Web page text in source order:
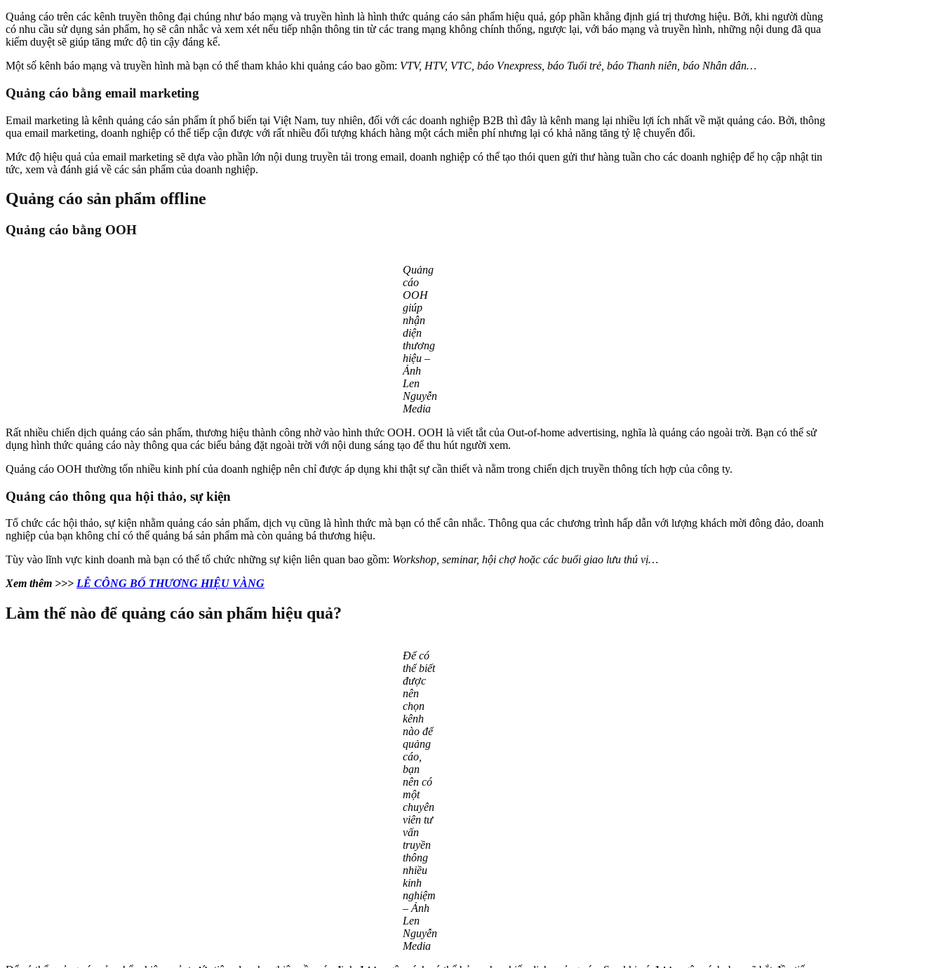
Quảng cáo trên các kênh truyền thông đại chúng như báo mạng và truyền hình là hình thức quảng cáo sản phẩm hiệu quả, góp phần khẳng định giá trị thương hiệu. Bởi, khi người dùng
có nhu cầu sử dụng sản phẩm, họ sẽ cân nhắc và xem xét nếu tiếp nhận thông tin từ các trang mạng không chính thống, ngược lại, với báo mạng và truyền hình, những nội dung đã qua
kiểm duyệt sẽ giúp tăng mức độ tin cậy đáng kể.
Một số kênh báo mạng và truyền hình mà bạn có thể tham khảo khi quảng cáo bao gồm: VTV, HTV, VTC, báo Vnexpress, báo Tuổi trẻ, báo Thanh niên, báo Nhân dân…
Quảng cáo bằng email marketing
Email marketing là kênh quảng cáo sản phẩm ít phổ biến tại Việt Nam, tuy nhiên, đối với các doanh nghiệp B2B thì đây là kênh mang lại nhiều lợi ích nhất về mặt quảng cáo. Bởi, thông
qua email marketing, doanh nghiệp có thể tiếp cận được với rất nhiều đối tượng khách hàng một cách miễn phí nhưng lại có khả năng tăng tỷ lệ chuyển đổi.
Mức độ hiệu quả của email marketing sẽ dựa vào phần lớn nội dung truyền tải trong email, doanh nghiệp có thể tạo thói quen gửi thư hàng tuần cho các doanh nghiệp để họ cập nhật tin
tức, xem và đánh giá về các sản phẩm của doanh nghiệp.
Quảng cáo sản phẩm offline
Quảng cáo bằng OOH
Quảng
cáo
OOH
giúp
nhận
diện
thương
hiệu –
Ảnh
Len
Nguyễn
Media
Rất nhiều chiến dịch quảng cáo sản phẩm, thương hiệu thành công nhờ vào hình thức OOH. OOH là viết tắt của Out-of-home advertising, nghĩa là quảng cáo ngoài trời. Bạn có thể sử
dụng hình thức quảng cáo này thông qua các biểu bảng đặt ngoài trời với nội dung sáng tạo để thu hút người xem.
Quảng cáo OOH thường tốn nhiều kinh phí của doanh nghiệp nên chỉ được áp dụng khi thật sự cần thiết và nằm trong chiến dịch truyền thông tích hợp của công ty.
Quảng cáo thông qua hội thảo, sự kiện
Tổ chức các hội thảo, sự kiện nhằm quảng cáo sản phẩm, dịch vụ cũng là hình thức mà bạn có thể cân nhắc. Thông qua các chương trình hấp dẫn với lượng khách mời đông đảo, doanh
nghiệp của bạn không chỉ có thể quảng bá sản phẩm mà còn quảng bá thương hiệu.
Tùy vào lĩnh vực kinh doanh mà bạn có thể tổ chức những sự kiện liên quan bao gồm: Workshop, seminar, hội chợ hoặc các buổi giao lưu thú vị…
Xem thêm >>> LỄ CÔNG BỐ THƯƠNG HIỆU VÀNG
Làm thế nào để quảng cáo sản phẩm hiệu quả?
Để có
thể biết
được
nên
chọn
kênh
nào để
quảng
cáo,
bạn
nên có
một
chuyên
viên tư
vấn
truyền
thông
nhiều
kinh
nghiệm
– Ảnh
Len
Nguyễn
Media